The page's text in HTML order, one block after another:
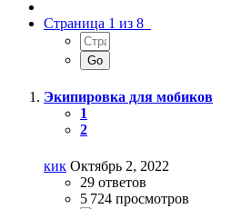
Страница 1 из 8
Экипировка для мобиков
1
2
кик Октябрь 2, 2022
29 ответов
5 724 просмотров